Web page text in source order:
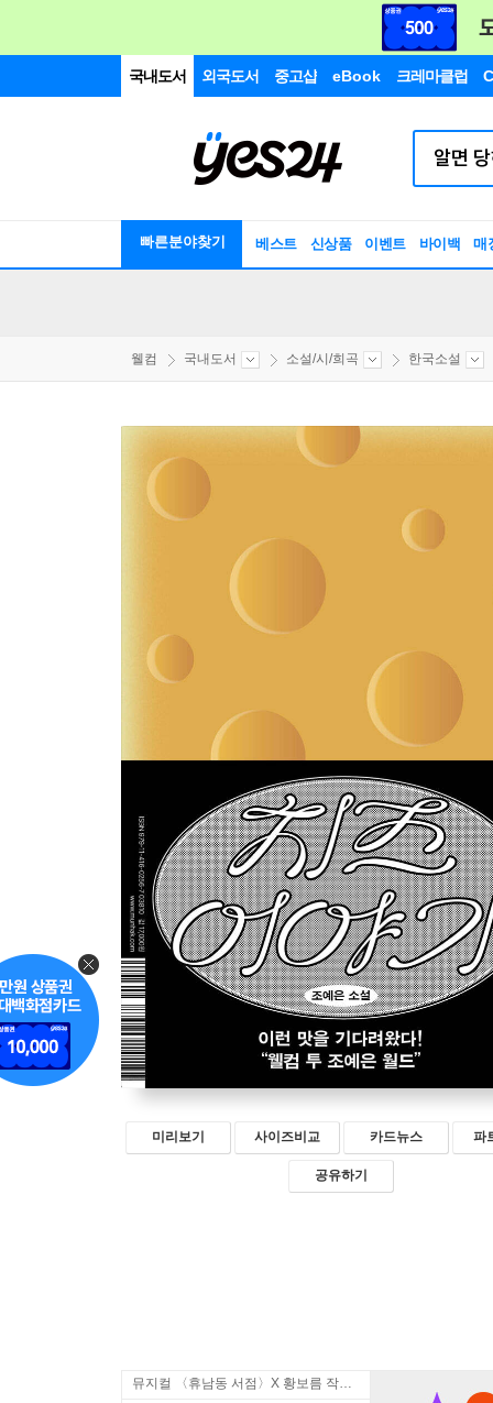
국내도서 외국도서 중고샵 eBook 크레마클럽
빠른분야찾기 베스트 신상품 이벤트 바이백 매
웰컴 국내도서 소설/시/희곡 한국소설
미리보기 사이즈비교 카드뉴스 파
공유하기
뮤지컬 〈휴남동 서점〉X 황보름 작가 북토크